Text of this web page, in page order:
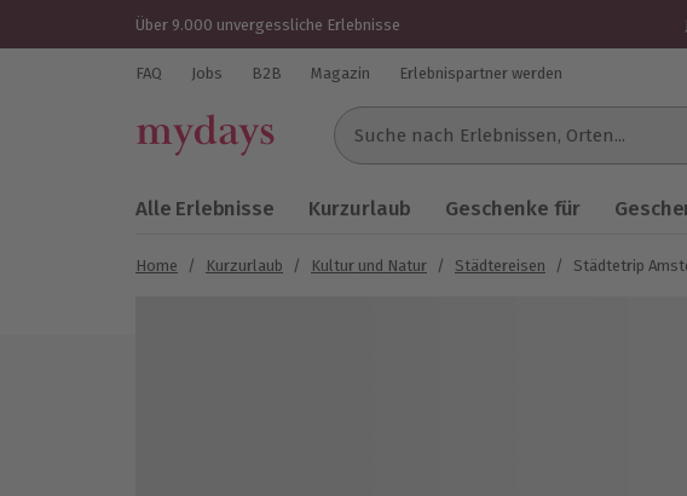
Über 9.000 unvergessliche Erlebnisse
FAQ Jobs B2B Magazin Erlebnispartner werden
Suche nach Erlebnissen...
Alle Erlebnisse Kurzurlaub Geschenke für
Home / Kurzurlaub / Kultur und Natur / Städtereisen / Städtetrip